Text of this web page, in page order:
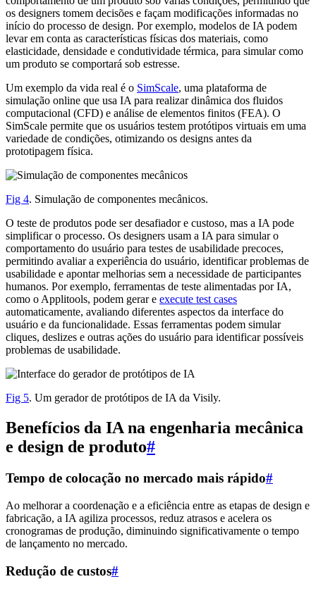
os designers tomem decisões e façam modificações informadas no
início do processo de design. Por exemplo, modelos de IA podem
levar em conta as características físicas dos materiais, como
elasticidade, densidade e condutividade térmica, para simular como
um produto se comportará sob estresse.
Um exemplo da vida real é o SimScale, uma plataforma de
simulação online que usa IA para realizar dinâmica dos fluidos
computacional (CFD) e análise de elementos finitos (FEA). O
SimScale permite que os usuários testem protótipos virtuais em uma
variedade de condições, otimizando os designs antes da
prototipagem física.
Fig 4. Simulação de componentes mecânicos.
O teste de produtos pode ser desafiador e custoso, mas a IA pode
simplificar o processo. Os designers usam a IA para simular o
comportamento do usuário para testes de usabilidade precoces,
permitindo avaliar a experiência do usuário, identificar problemas de
usabilidade e apontar melhorias sem a necessidade de participantes
humanos. Por exemplo, ferramentas de teste alimentadas por IA,
como o Applitools, podem gerar e execute test cases
automaticamente, avaliando diferentes aspectos da interface do
usuário e da funcionalidade. Essas ferramentas podem simular
cliques, deslizes e outras ações do usuário para identificar possíveis
problemas de usabilidade.
Fig 5. Um gerador de protótipos de IA da Visily.
Benefícios da IA na engenharia mecânica
e design de produto#
Tempo de colocação no mercado mais rápido#
Ao melhorar a coordenação e a eficiência entre as etapas de design e
fabricação, a IA agiliza processos, reduz atrasos e acelera os
cronogramas de produção, diminuindo significativamente o tempo
de lançamento no mercado.
Redução de custos#